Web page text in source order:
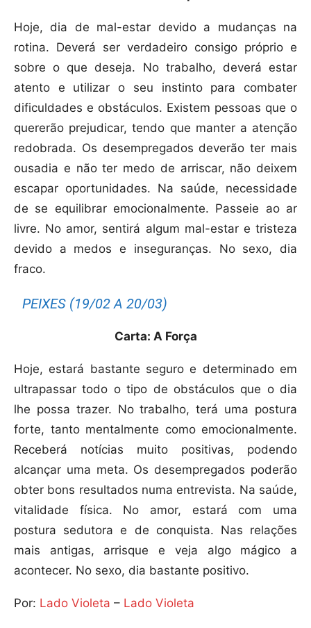
Hoje, dia de mal-estar devido a mudanças na
rotina. Deverá ser verdadeiro consigo próprio e
sobre o que deseja. No trabalho, deverá estar
atento e utilizar o seu instinto para combater
dificuldades e obstáculos. Existem pessoas que o
quererão prejudicar, tendo que manter a atenção
redobrada. Os desempregados deverão ter mais
ousadia e não ter medo de arriscar, não deixem
escapar oportunidades. Na saúde, necessidade
de se equilibrar emocionalmente. Passeie ao ar
livre. No amor, sentirá algum mal-estar e tristeza
devido a medos e inseguranças. No sexo, dia
fraco.
PEIXES (19/02 A 20/03)
Carta: A Força
Hoje, estará bastante seguro e determinado em
ultrapassar todo o tipo de obstáculos que o dia
lhe possa trazer. No trabalho, terá uma postura
forte, tanto mentalmente como emocionalmente.
Receberá notícias muito positivas, podendo
alcançar uma meta. Os desempregados poderão
obter bons resultados numa entrevista. Na saúde,
vitalidade física. No amor, estará com uma
postura sedutora e de conquista. Nas relações
mais antigas, arrisque e veja algo mágico a
acontecer. No sexo, dia bastante positivo.
Por: Lado Violeta – Lado Violeta